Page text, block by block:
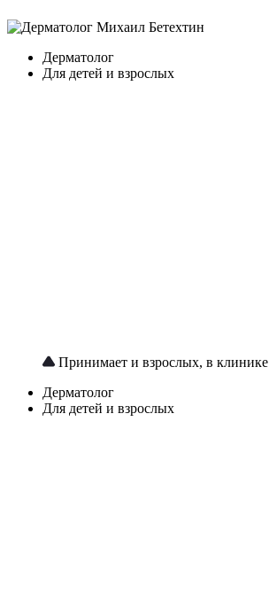
Дерматолог
Для детей и взрослых
Принимает и взрослых, в клинике
Дерматолог
Для детей и взрослых